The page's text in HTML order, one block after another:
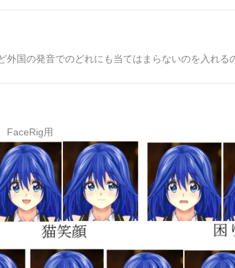
外国の発音でのどれにも当てはまらないのを入れる
FaceRig用